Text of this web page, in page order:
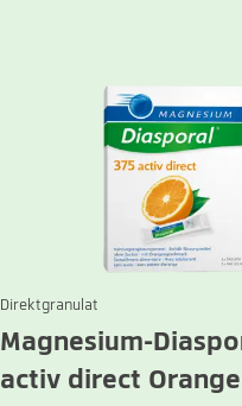
Direktgranulat
Magnesium-
activ direct Orange